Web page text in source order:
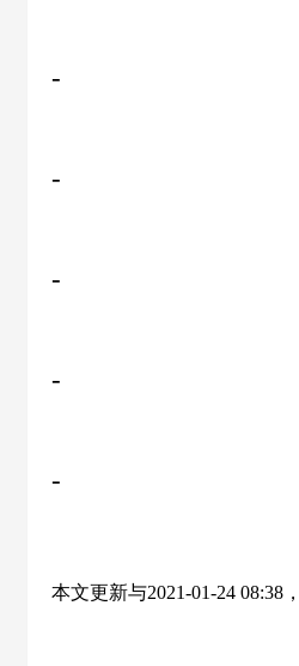
-
-
-
-
-
本文更新与2021-01-24 08:38